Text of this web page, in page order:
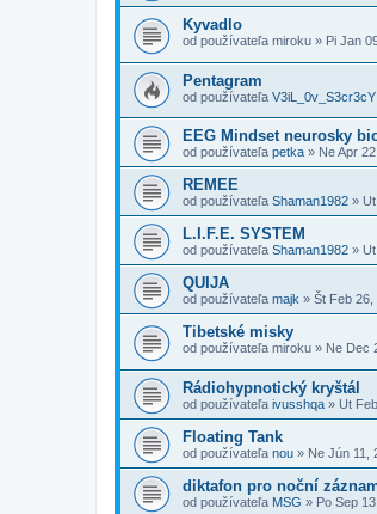
Kyvadlo
od používateľa miroku » Pi Jan
Pentagram
od používateľa V3iL_0v_S3cr3cY
EEG Mindset neurosky
od používateľa petka » Ne Apr
REMEE
od používateľa Shaman1982 »
L.I.F.E. SYSTEM
od používateľa Shaman1982 »
QUIJA
od používateľa majk » Št Feb 26,
Tibetské misky
od používateľa miroku » Ne Dec
Rádiohypnotický kryštál
od používateľa ivusshqa » Ut
Floating Tank
od používateľa nou » Ne Jún 11,
diktafon pro noční
od používateľa MSG » Po Sep